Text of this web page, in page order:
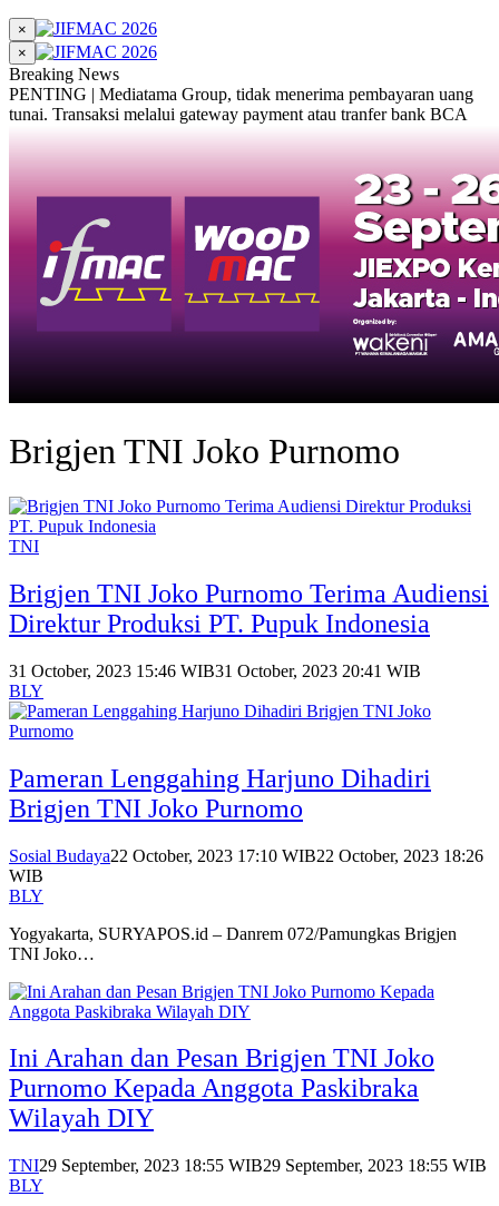
×
×
Breaking News
PENTING | Mediatama Group, tidak menerima pembayaran uang
tunai. Transaksi melalui gateway payment atau tranfer bank BCA
Brigjen TNI Joko Purnomo
TNI
Brigjen TNI Joko Purnomo Terima Audiensi
Direktur Produksi PT. Pupuk Indonesia
31 October, 2023 15:46 WIB31 October, 2023 20:41 WIB
BLY
Pameran Lenggahing Harjuno Dihadiri
Brigjen TNI Joko Purnomo
Sosial Budaya22 October, 2023 17:10 WIB22 October, 2023 18:26
WIB
BLY
Yogyakarta, SURYAPOS.id – Danrem 072/Pamungkas Brigjen
TNI Joko…
Ini Arahan dan Pesan Brigjen TNI Joko
Purnomo Kepada Anggota Paskibraka
Wilayah DIY
TNI29 September, 2023 18:55 WIB29 September, 2023 18:55 WIB
BLY